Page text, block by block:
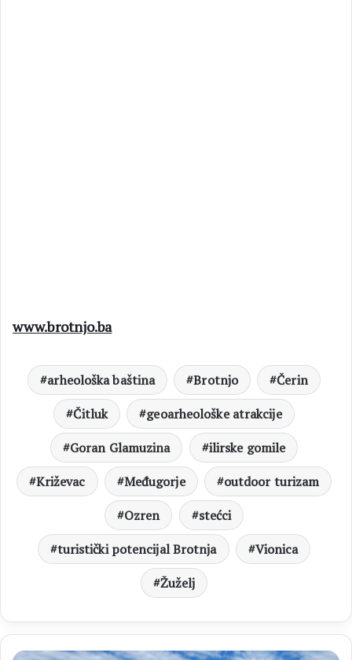
www.brotnjo.ba
arheološka baština Brotnjo
Čerin
Čitluk
geoarheološke atrakcije
Goran Glamuzina
ilirske gomile
Križevac
Međugorje
outdoor turizam
Ozren
stećci
turistički potencijal Brotnja
Vionica
Žuželj